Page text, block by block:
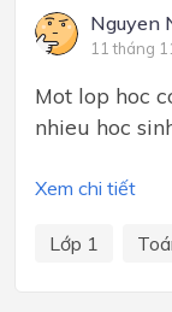
Nguyen
11 tháng
Mot lop hoc
nhieu hoc
Xem chi tiết
Lớp 1